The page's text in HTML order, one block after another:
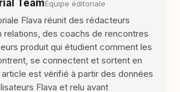
TeamÉquipe éditoriale
Flava réunit des rédacteurs
relations, des coachs de rencontres
produit qui étudient comment les
se connectent et sortent en
article est vérifié à partir des données
Flava et relu avant